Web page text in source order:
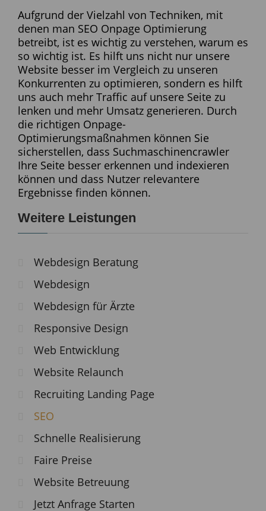
Aufgrund der Vielzahl von Techniken, mit
denen man SEO Onpage Optimierung
betreibt, ist es wichtig zu verstehen, warum es
so wichtig ist. Es hilft uns nicht nur unsere
Website besser im Vergleich zu unseren
Konkurrenten zu optimieren, sondern es hilft
uns auch mehr Traffic auf unsere Seite zu
lenken und mehr Umsatz generieren. Durch
die richtigen Onpage-
Optimierungsmaßnahmen können Sie
sicherstellen, dass Suchmaschinencrawler
Ihre Seite besser erkennen und indexieren
können und dass Nutzer relevantere
Ergebnisse finden können.
Weitere Leistungen
Webdesign Beratung
Webdesign
Webdesign für Ärzte
Responsive Design
Web Entwicklung
Website Relaunch
Recruiting Landing Page
SEO
Schnelle Realisierung
Faire Preise
Website Betreuung
Jetzt Anfrage Starten